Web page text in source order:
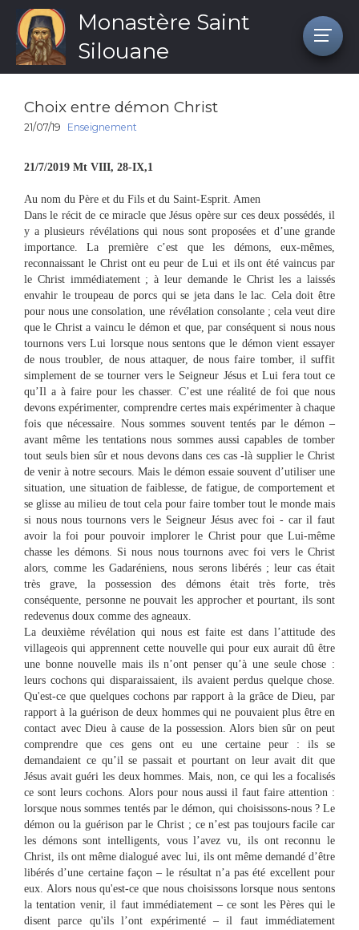
Monastère Saint
Silouane
Choix entre démon Christ
21/07/19 Enseignement
21/7/2019 Mt VIII, 28-IX,1
Au nom du Père et du Fils et du Saint-Esprit. Amen
Dans le récit de ce miracle que Jésus opère sur ces deux possédés, il
y a plusieurs révélations qui nous sont proposées et d’une grande
importance. La première c’est que les démons, eux-mêmes,
reconnaissant le Christ ont eu peur de Lui et ils ont été vaincus par
le Christ immédiatement ; à leur demande le Christ les a laissés
envahir le troupeau de porcs qui se jeta dans le lac. Cela doit être
pour nous une consolation, une révélation consolante ; cela veut dire
que le Christ a vaincu le démon et que, par conséquent si nous nous
tournons vers Lui lorsque nous sentons que le démon vient essayer
de nous troubler, de nous attaquer, de nous faire tomber, il suffit
simplement de se tourner vers le Seigneur Jésus et Lui fera tout ce
qu’Il a à faire pour les chasser. C’est une réalité de foi que nous
devons expérimenter, comprendre certes mais expérimenter à chaque
fois que nécessaire. Nous sommes souvent tentés par le démon –
avant même les tentations nous sommes aussi capables de tomber
tout seuls bien sûr et nous devons dans ces cas -là supplier le Christ
de venir à notre secours. Mais le démon essaie souvent d’utiliser une
situation, une situation de faiblesse, de fatigue, de comportement et
se glisse au milieu de tout cela pour faire tomber tout le monde mais
si nous nous tournons vers le Seigneur Jésus avec foi - car il faut
avoir la foi pour pouvoir implorer le Christ pour que Lui-même
chasse les démons. Si nous nous tournons avec foi vers le Christ
alors, comme les Gadaréniens, nous serons libérés ; leur cas était
très grave, la possession des démons était très forte, très
conséquente, personne ne pouvait les approcher et pourtant, ils sont
redevenus doux comme des agneaux.
La deuxième révélation qui nous est faite est dans l’attitude des
villageois qui apprennent cette nouvelle qui pour eux aurait dû être
une bonne nouvelle mais ils n’ont penser qu’à une seule chose :
leurs cochons qui disparaissaient, ils avaient perdus quelque chose.
Qu'est-ce que quelques cochons par rapport à la grâce de Dieu, par
rapport à la guérison de deux hommes qui ne pouvaient plus être en
contact avec Dieu à cause de la possession. Alors bien sûr on peut
comprendre que ces gens ont eu une certaine peur : ils se
demandaient ce qu’il se passait et pourtant on leur avait dit que
Jésus avait guéri les deux hommes. Mais, non, ce qui les a focalisés
ce sont leurs cochons. Alors pour nous aussi il faut faire attention :
lorsque nous sommes tentés par le démon, qui choisissons-nous ? Le
démon ou la guérison par le Christ ; ce n’est pas toujours facile car
les démons sont intelligents, vous l’avez vu, ils ont reconnu le
Christ, ils ont même dialogué avec lui, ils ont même demandé d’être
libérés d’une certaine façon – le résultat n’a pas été excellent pour
eux. Alors nous qu'est-ce que nous choisissons lorsque nous sentons
la tentation venir, il faut immédiatement – ce sont les Pères qui le
disent parce qu'ils l’ont expérimenté – il faut immédiatement